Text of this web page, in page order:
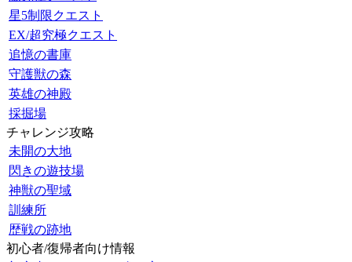
星5制限クエスト
EX/超究極クエスト
追憶の書庫
守護獣の森
英雄の神殿
採掘場
チャレンジ攻略
未開の大地
閃きの遊技場
神獣の聖域
訓練所
歴戦の跡地
初心者/復帰者向け情報